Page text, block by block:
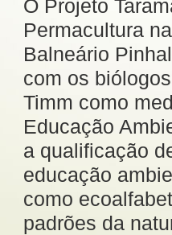
O Projeto
Permacultura
Balneário
com os
Timm como
Educação
a qualificação
educação
como
padrões da